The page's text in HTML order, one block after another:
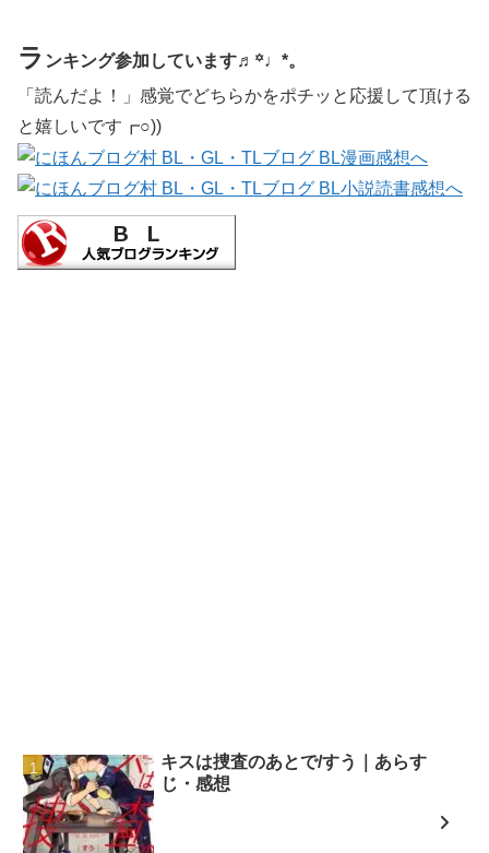
ラ ンキング参加しています♬꙳♩*。
「読んだよ！」感覚でどちらかをポチッと応援して頂ける
と嬉しいです┏○))
キスは捜査のあとで/すう｜あらす
じ・感想